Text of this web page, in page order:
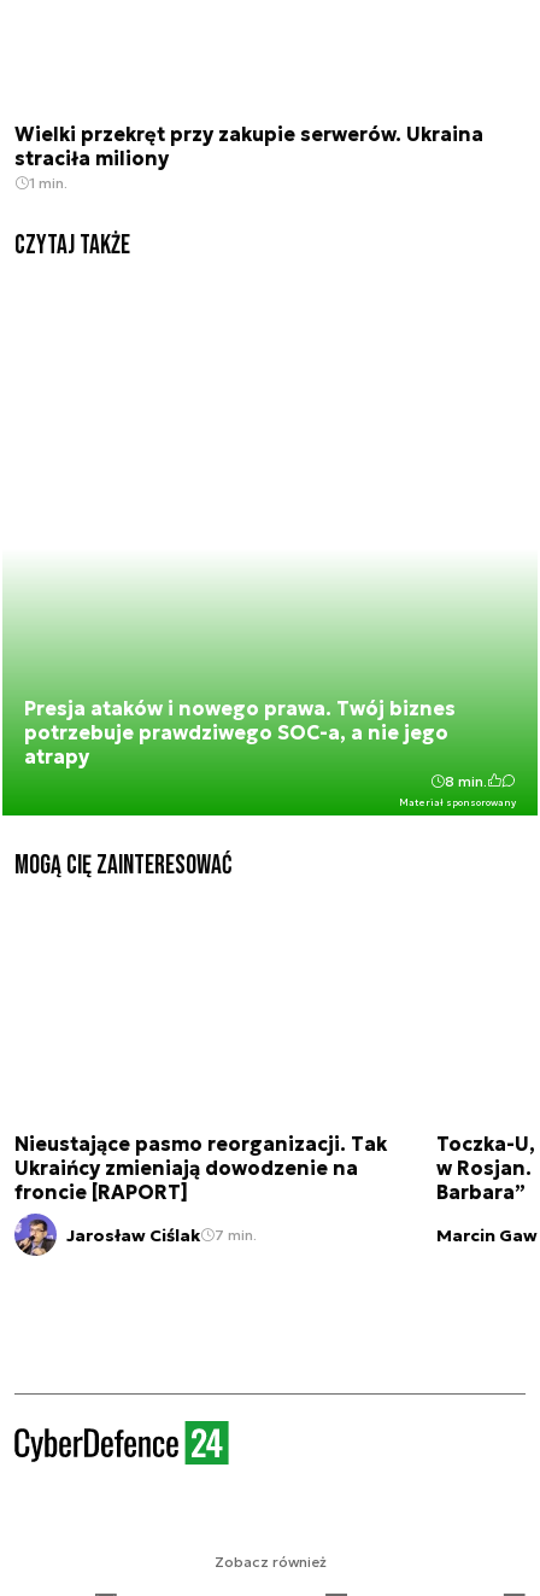
Wielki przekręt przy zakupie serwerów. Ukraina
straciła miliony
1 min.
Czytaj także
Presja ataków i nowego prawa. Twój biznes
potrzebuje prawdziwego SOC-a, a nie jego
atrapy
Materiał sponsorowany
8 min.
Mogą Cię zainteresować
Nieustające pasmo reorganizacji. Tak
Ukraińcy zmieniają dowodzenie na
froncie [RAPORT]
Jarosław Ciślak 7 min.
Toczka-
w Rosjan.
Barbara”
Marcin
Zobacz również